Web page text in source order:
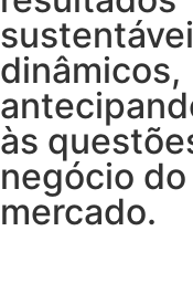
dinâmicos,
às
negócio do
mercado.